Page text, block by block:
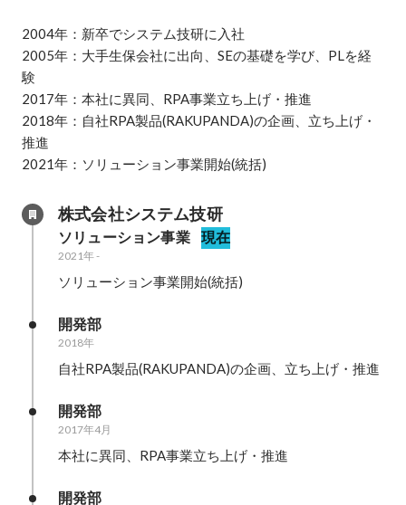
2004年：新卒でシステム技研に入社
2005年：大手生保会社に出向、SEの基礎を学び、PLを経
験
2017年：本社に異同、RPA事業立ち上げ・推進
2018年：自社RPA製品(RAKUPANDA)の企画、立ち上げ・
推進
2021年：ソリューション事業開始(統括)
株式会社システム技研
ソリューション事業 現在
2021年-
ソリューション事業開始(統括)
開発部
2018年
自社RPA製品(RAKUPANDA)の企画、立ち上げ・推進
開発部
2017年4月
本社に異同、RPA事業立ち上げ・推進
開発部